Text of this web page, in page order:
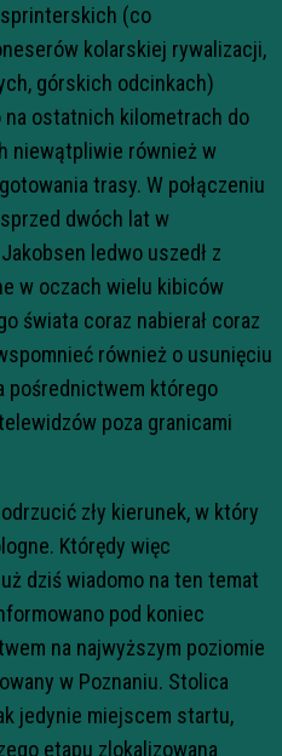
(co
kolarskiej rywalizacji,
górskich odcinkach)
ostatnich kilometrach do
niewątpliwie również w
trasy. W połączeniu
dwóch lat w
ledwo uszedł z
w oczach wielu kibiców
świata coraz nabierał coraz
również o usunięciu
pośrednictwem którego
poza granicami
zły kierunek, w który
Którędy więc
dziś wiadomo na ten temat
pod koniec
na najwyższym poziomie
w Poznaniu. Stolica
jedynie miejscem startu,
etapu zlokalizowana